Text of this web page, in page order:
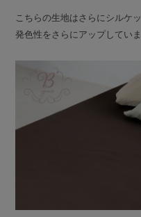
こちらの生地はさらにシルケ
発色性をさらにアップしていま